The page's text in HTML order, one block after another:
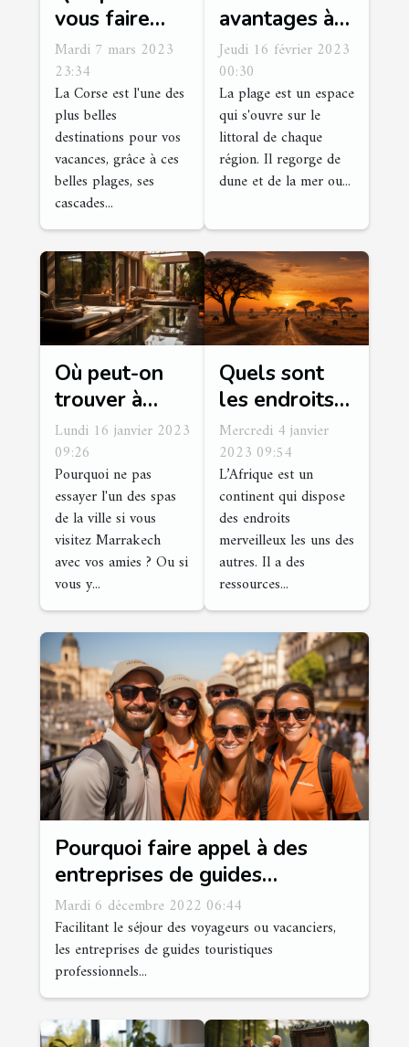
vous faire
comme
activités en
Polischellu ?
Mardi 7 mars 2023
23:34
La Corse est l'une des
plus belles
destinations pour vos
vacances, grâce à ces
belles plages, ses
cascades...
avantages à
visiter la
plage
d'Arène Cros
Jeudi 16 février 2023
00:30
La plage est un espace
qui s'ouvre sur le
littoral de chaque
région. Il regorge de
dune et de la mer ou...
Où peut-on
trouver à
Marrakech
les meilleurs
spas où les
couples
peuvent
s'adonner à
des ébats ?
Lundi 16 janvier 2023
09:26
Pourquoi ne pas
essayer l'un des spas
de la ville si vous
visitez Marrakech
avec vos amies ? Ou si
vous y...
Quels sont
les endroits à
visiter en
Afrique ?
Mercredi 4 janvier
2023 09:54
L’Afrique est un
continent qui dispose
des endroits
merveilleux les uns des
autres. Il a des
ressources...
Pourquoi faire appel à des
entreprises de guides
touristiques professionnels ?
Mardi 6 décembre 2022 06:44
Facilitant le séjour des voyageurs ou vacanciers,
les entreprises de guides touristiques
professionnels...